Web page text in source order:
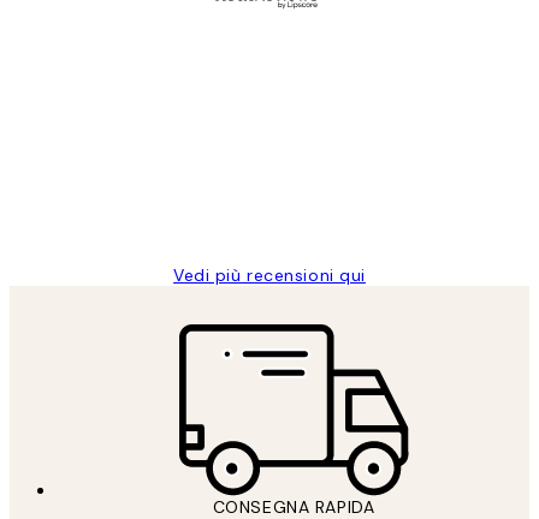
Vedi più recensioni qui
CONSEGNA RAPIDA